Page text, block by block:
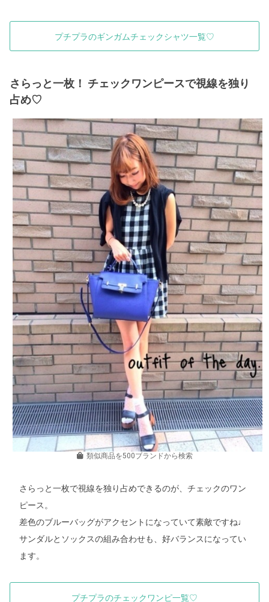
プチプラのギンガムチェックシャツ一覧♡
さらっと一枚！ チェックワンピースで視線を独り
占め♡
類似商品を500ブランドから検索
さらっと一枚で視線を独り占めできるのが、チェックのワン
ピース。
差色のブルーバッグがアクセントになっていて素敵ですね♩
サンダルとソックスの組み合わせも、好バランスになってい
ます。
プチプラのチェックワンピ一覧♡